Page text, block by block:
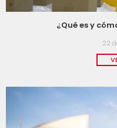
¿Qué es y
22